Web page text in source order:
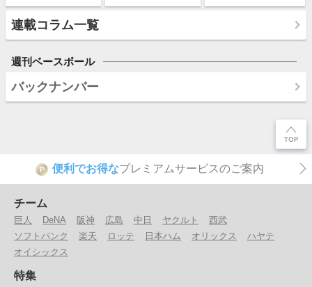
連載コラム一覧
週刊ベースボール
バックナンバー
P 便利でお得なプレミアムサービスのご案内
チーム
巨人 DeNA 阪神 広島 中日 ヤクルト
西武
ソフトバンク
楽天 ロッテ 日本ハム オリックス
ハヤテ
オイシックス
特集